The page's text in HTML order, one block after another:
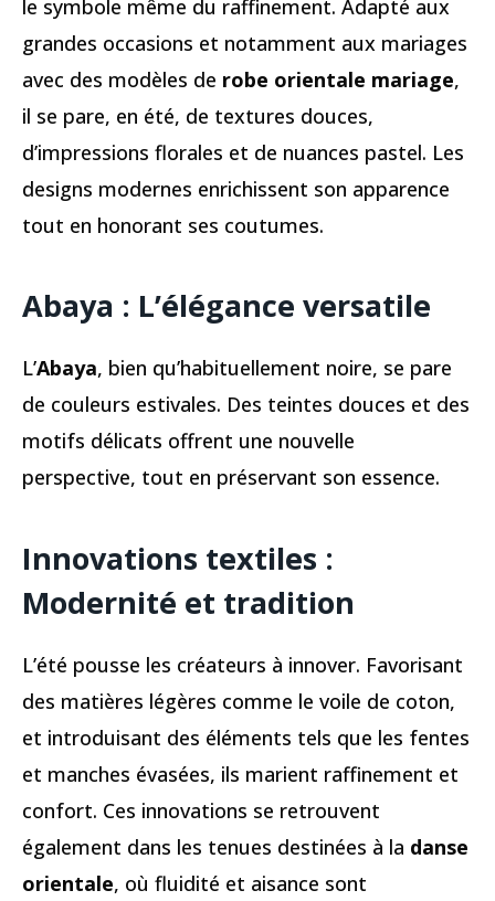
le symbole même du raffinement. Adapté aux
grandes occasions et notamment aux mariages
avec des modèles de robe orientale mariage,
il se pare, en été, de textures douces,
d’impressions florales et de nuances pastel. Les
designs modernes enrichissent son apparence
tout en honorant ses coutumes.
Abaya : L’élégance versatile
L’Abaya, bien qu’habituellement noire, se pare
de couleurs estivales. Des teintes douces et des
motifs délicats offrent une nouvelle
perspective, tout en préservant son essence.
Innovations textiles :
Modernité et tradition
L’été pousse les créateurs à innover. Favorisant
des matières légères comme le voile de coton,
et introduisant des éléments tels que les fentes
et manches évasées, ils marient raffinement et
confort. Ces innovations se retrouvent
également dans les tenues destinées à la danse
orientale, où fluidité et aisance sont